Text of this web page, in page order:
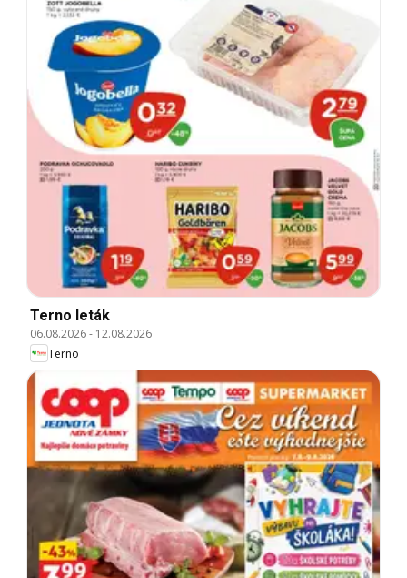
Terno leták
06.08.2026- 12.08.2026
Terno